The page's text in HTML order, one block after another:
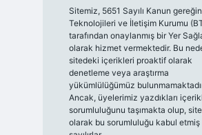
Sitemiz, 5651 Sayılı Kanun
Teknolojileri ve İletişim Kurumu
tarafından onaylanmış bir Yer
olarak hizmet vermektedir. Bu
sitedeki içerikleri proaktif olarak
denetleme veya araştırma
yükümlülüğümüz
Ancak, üyelerimiz yazdıkları
sorumluluğunu taşımakta olup,
olarak bu sorumluluğu kabul etmiş